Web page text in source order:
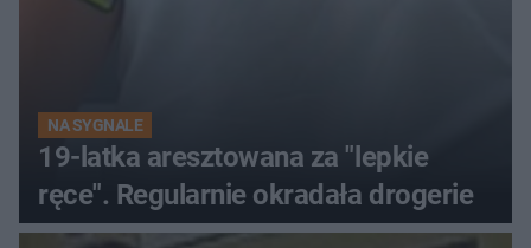
NA SYGNALE
19-latka aresztowana za "lepkie
ręce". Regularnie okradała drogerie